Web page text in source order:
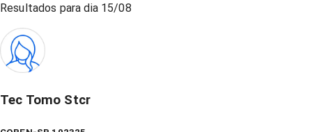
Resultados para dia 15/08
Tec Tomo Stcr